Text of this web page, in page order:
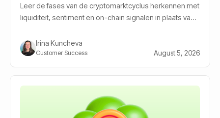
Leer de fases van de cryptomarktcyclus herkennen met
liquiditeit, sentiment en on-chain signalen in plaats van
Irina Kuncheva
Customer Success August 5, 2026